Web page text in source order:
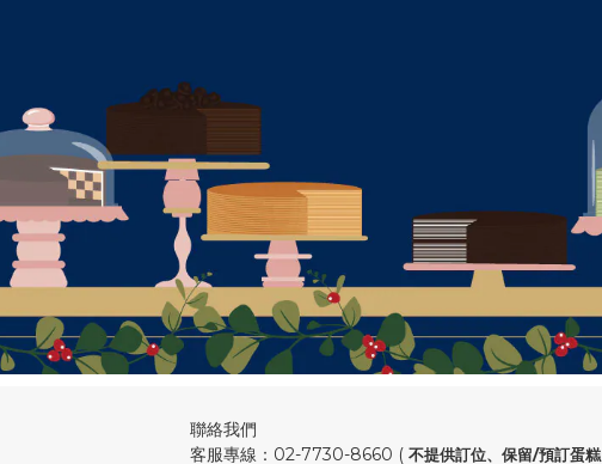
聯絡我們
客服專線：02-7730-8660 ( 不提供訂位、保留/預訂蛋糕